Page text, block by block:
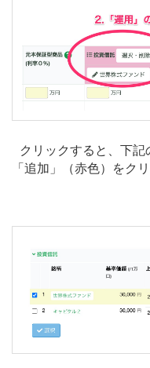
クリックすると、下
「追加」（赤色）をク